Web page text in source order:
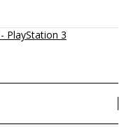
PlayStation 3